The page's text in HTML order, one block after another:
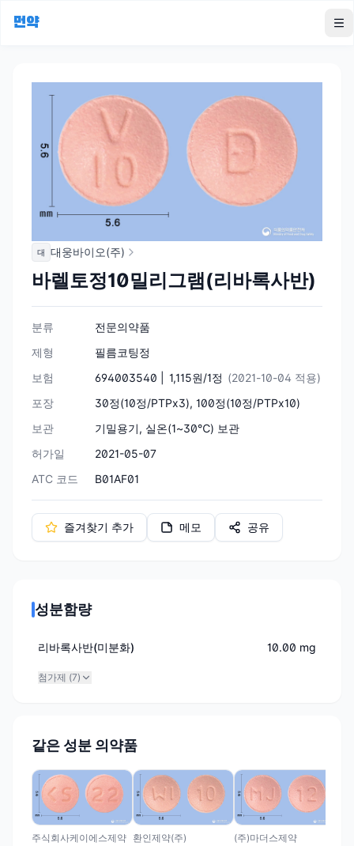
먼약
대 대웅바이오(주)
바렐토정10밀리그램(리바록사반)
분류
전문의약품
제형
필름코팅정
보험
694003540 | 1,115원/1정 (2021-10-04 적용)
포장
30정(10정/PTPx3), 100정(10정/PTPx10)
보관
기밀용기, 실온(1~30℃) 보관
허가일
2021-05-07
ATC 코드
B01AF01
즐겨찾기 추가 메모 공유
성분함량
리바록사반(미분화) 10.00 mg
첨가제 (7)
같은 성분 의약품
주식회사케이에스제약 환인제약(주) (주)마더스제약